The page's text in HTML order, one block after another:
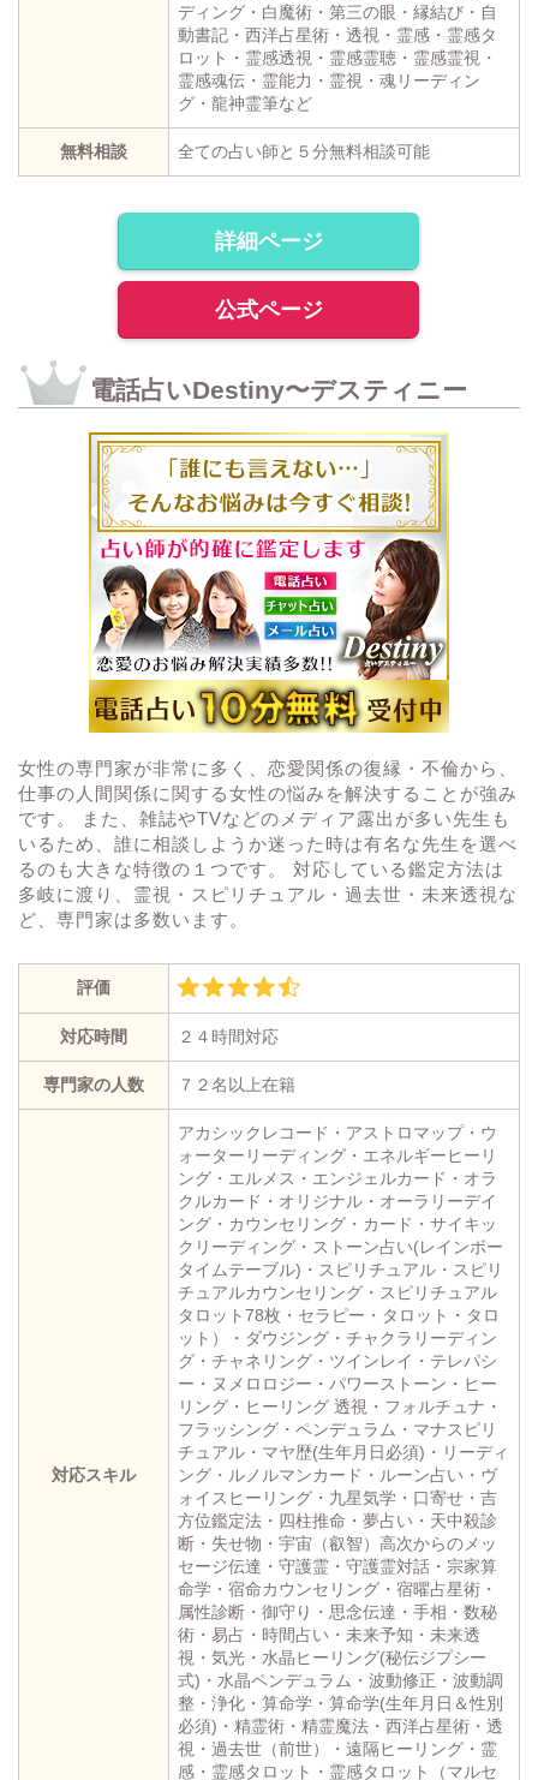
ディング・白魔術・第三の眼・縁結び・自
動書記・西洋占星術・透視・霊感・霊感タ
ロット・霊感透視・霊感霊聴・霊感霊視・
霊感魂伝・霊能力・霊視・魂リーディン
グ・龍神霊筆など
無料相談 全ての占い師と５分無料相談可能
詳細ページ
公式ページ
電話占いDestiny〜デスティニー
女性の専門家が非常に多く、恋愛関係の復縁・不倫から、
仕事の人間関係に関する女性の悩みを解決することが強み
です。 また、雑誌やTVなどのメディア露出が多い先生も
いるため、誰に相談しようか迷った時は有名な先生を選べ
るのも大きな特徴の１つです。 対応している鑑定方法は
多岐に渡り、霊視・スピリチュアル・過去世・未来透視な
ど、専門家は多数います。
評価
対応時間 ２４時間対応
専門家の人数 ７２名以上在籍
対応スキル
アカシックレコード・アストロマップ・ウ
ォーターリーディング・エネルギーヒーリ
ング・エルメス・エンジェルカード・オラ
クルカード・オリジナル・オーラリーデイ
ング・カウンセリング・カード・サイキッ
クリーディング・ストーン占い(レインボー
タイムテーブル)・スピリチュアル・スピリ
チュアルカウンセリング・スピリチュアル
タロット78枚・セラピー・タロット・タロ
ット）・ダウジング・チャクラリーディン
グ・チャネリング・ツインレイ・テレパシ
ー・ヌメロロジー・パワーストーン・ヒー
リング・ヒーリング 透視・フォルチュナ・
フラッシング・ペンデュラム・マナスピリ
チュアル・マヤ歴(生年月日必須)・リーディ
ング・ルノルマンカード・ルーン占い・ヴ
ォイスヒーリング・九星気学・口寄せ・吉
方位鑑定法・四柱推命・夢占い・天中殺診
断・失せ物・宇宙（叡智）高次からのメッ
セージ伝達・守護霊・守護霊対話・宗家算
命学・宿命カウンセリング・宿曜占星術・
属性診断・御守り・思念伝達・手相・数秘
術・易占・時間占い・未来予知・未来透
視・気光・水晶ヒーリング(秘伝ジプシー
式)・水晶ペンデュラム・波動修正・波動調
整・浄化・算命学・算命学(生年月日＆性別
必須)・精霊術・精霊魔法・西洋占星術・透
視・過去世（前世）・遠隔ヒーリング・霊
感・霊感タロット・霊感タロット（マルセ